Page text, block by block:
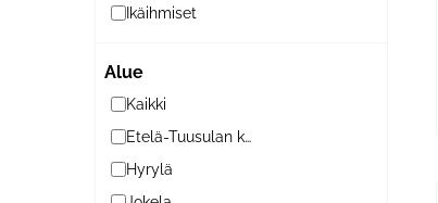
Ikäihmiset
Alue
Kaikki
Etelä-Tuusulan kylät
Hyrylä